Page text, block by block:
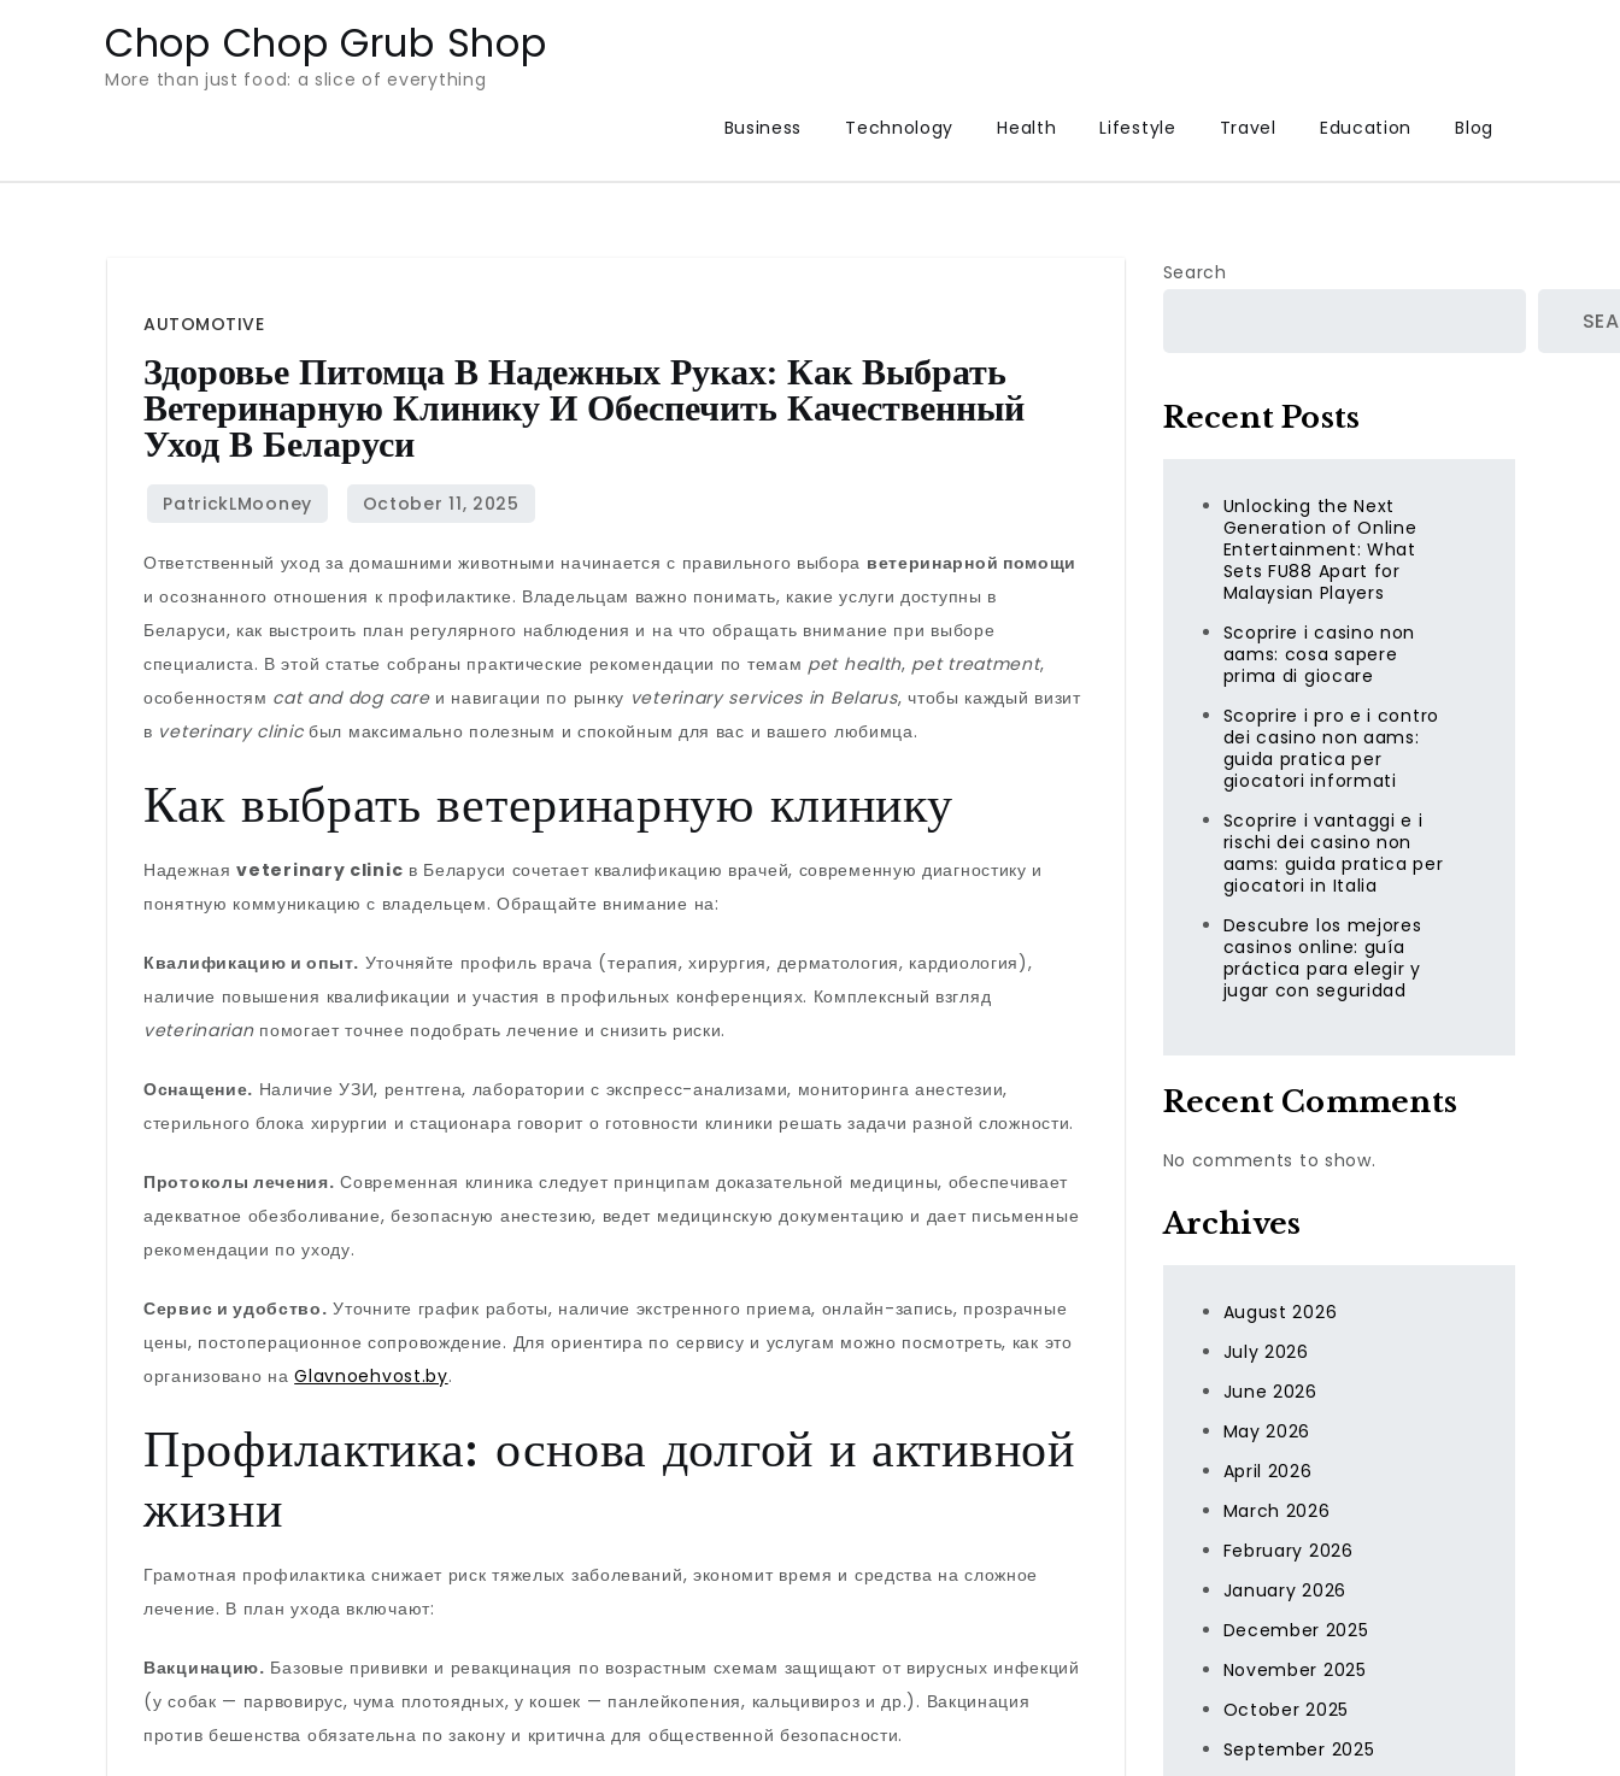
Chop Chop Grub Shop
More than just food: a slice of everything
Business
Technology Health Lifestyle Travel Education Blog
AUTOMOTIVE
Здоровье Питомца В Надежных Руках: Как Выбрать
Ветеринарную Клинику И Обеспечить Качественный
Уход В Беларуси
Ответственный уход за домашними животными начинается с правильного выбора ветеринарной помощи
и осознанного отношения к профилактике. Владельцам важно понимать, какие услуги доступны в
Беларуси, как выстроить план регулярного наблюдения и на что обращать внимание при выборе
специалиста. В этой статье собраны практические рекомендации по темам pet health, pet treatment,
особенностям cat and dog careи навигации по рынку veterinary services in Belarus, чтобы каждый визит
в veterinary clinicбыл максимально полезным и спокойным для вас и вашего любимца.
Как выбрать ветеринарную клинику
Надежнаяveterinary clinic в Беларуси сочетает квалификацию врачей, современную диагностику и
понятную коммуникацию с владельцем. Обращайте внимание на:
Квалификацию и опыт. Уточняйте профиль врача (терапия, хирургия, дерматология, кардиология),
наличие повышения квалификации и участия в профильных конференциях. Комплексный взгляд
veterinarianпомогает точнее подобрать лечение и снизить риски.
Оснащение. Наличие УЗИ, рентгена, лаборатории с экспресс-анализами, мониторинга анестезии,
стерильного блока хирургии и стационара говорит о готовности клиники решать задачи разной сложности.
Протоколы лечения. Современная клиника следует принципам доказательной медицины, обеспечивает
адекватное обезболивание, безопасную анестезию, ведет медицинскую документацию и дает письменные
рекомендации по уходу.
Сервис и удобство. Уточните график работы, наличие экстренного приема, онлайн-запись, прозрачные
цены, постоперационное сопровождение. Для ориентира по сервису и услугам можно посмотреть, как это
организовано наGlavnoehvost.by.
Профилактика: основа долгой и активной
жизни
Грамотная профилактика снижает риск тяжелых заболеваний, экономит время и средства на сложное
лечение. В план ухода включают:
Вакцинацию. Базовые прививки и ревакцинация по возрастным схемам защищают от вирусных инфекций
(у собак — парвовирус, чума плотоядных, у кошек — панлейкопения, кальцивироз и др.). Вакцинация
против бешенства обязательна по закону и критична для общественной безопасности.
Search
Recent Posts
Unlocking the Next
Generation of Online
Entertainment: What
Sets FU88 Apart for
Malaysian Players
Scoprire i casino non
aams: cosa sapere
prima di giocare
Scoprire i pro e i contro
dei casino non aams:
guida pratica per
giocatori informati
Scoprire i vantaggi e i
rischi dei casino non
aams: guida pratica per
giocatori in Italia
Descubre los mejores
casinos online: guía
práctica para elegir y
jugar con seguridad
Recent Comments
No comments to show.
Archives
August 2026
July 2026
June 2026
May 2026
April 2026
March 2026
February 2026
January 2026
December 2025
November 2025
October 2025
September 2025